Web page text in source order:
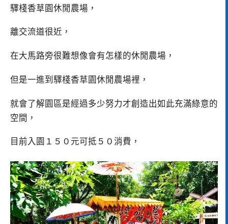
驛棧香草園休閒農場，
離交流道很近，
在大馬路旁很難想像會有怎樣的休閒農場，
但是一進到驛棧香草園休閒農場裡，
就會了解園區是經過多少努力才創造出如此充滿綠意的
空間，
目前入園１５０元可抵５０消費，